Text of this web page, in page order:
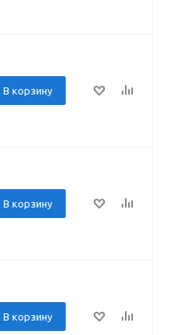
В корзину
В корзину
В корзину